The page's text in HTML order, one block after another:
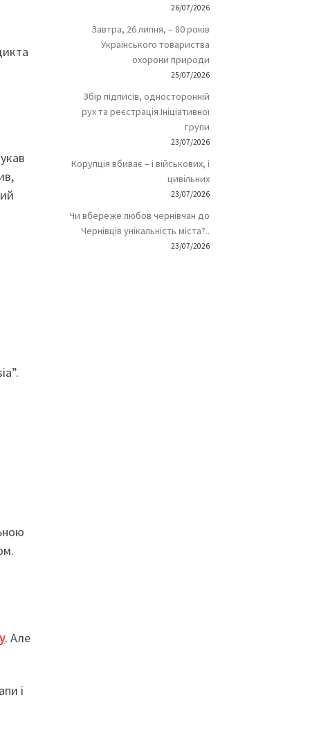
. Але
і
26/07/2026
Завтра, 26 липня, – 80 років
Українського товариства
охорони природи
25/07/2026
Збір підписів, односторонній
рух та реєстрація Ініціативної
групи
23/07/2026
Корупція вбиває – і військових, і
цивільних
23/07/2026
Чи вбереже любов чернівчан до
Чернівців унікальність міста?..
23/07/2026